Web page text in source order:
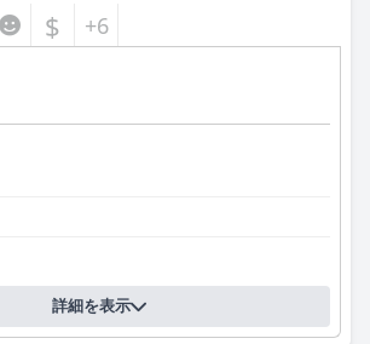
$ +6
詳細を表示